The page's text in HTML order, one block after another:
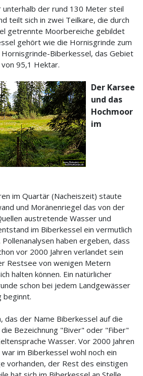
unterhalb der rund 130 Meter steil
teilt sich in zwei Teilkare, die durch
getrennte Moorbereiche gebildet
gehört wie die Hornisgrinde zum
Biberkessel, das Gebiet
95,1 Hektar.
Der Karsee
und das
Hochmoor
im
im Quartär (Nacheiszeit) staute
und Moränenriegel das von der
austretende Wasser und
im Biberkessel ein vermutlich
haben ergeben, dass
vor 2000 Jahren verlandet sein
Restsee von wenigen Metern
halten können. Ein natürlicher
schon bei jedem Landgewässer
beginnt.
das der Name Biberkessel auf die
Bezeichnung "Biver" oder "Fiber"
Wasser. Vor 2000 Jahren
im Biberkessel wohl noch ein
vorhanden, der Rest des einstigen